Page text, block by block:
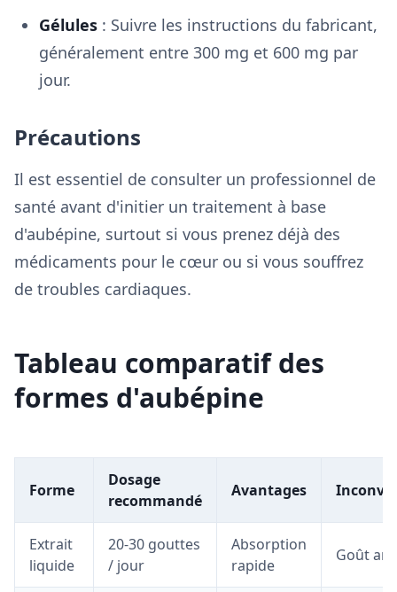
Gélules : Suivre les instructions du fabricant,
généralement entre 300 mg et 600 mg par
jour.
Précautions
Il est essentiel de consulter un professionnel de
santé avant d'initier un traitement à base
d'aubépine, surtout si vous prenez déjà des
médicaments pour le cœur ou si vous souffrez
de troubles cardiaques.
Tableau comparatif des
formes d'aubépine
Forme
Dosage
recommandé
Avantages
Extrait
liquide
20-30 gouttes
/ jour
Absorption
rapide
Goût